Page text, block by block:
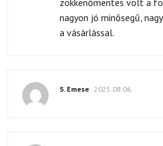
nagyon jó minősegű,
a vásárlással.
S. Emese 2025.08.06.